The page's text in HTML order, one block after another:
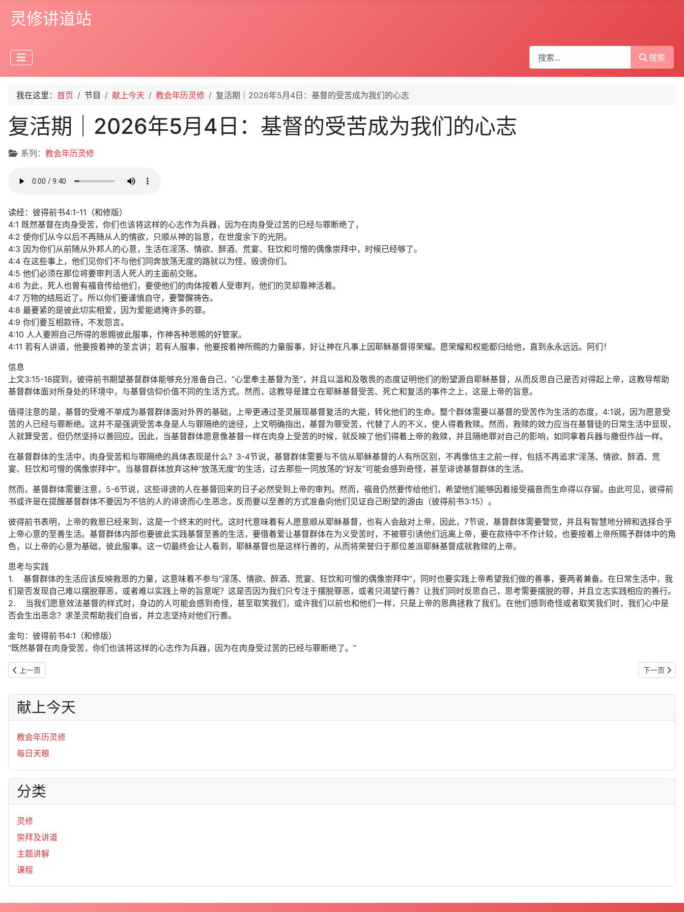
灵修讲道站
搜索
搜索
我在这里： 首页 节目 献上今天 教会年历灵修 复活期｜2026年5月4日：基督的受苦成为我们的心志
复活期｜2026年5月4日：基督的受苦成为我们的心志
文章信息
系列： 教会年历灵修
读经：彼得前书4:1-11（和修版）
4:1 既然基督在肉身受苦，你们也该将这样的心志作为兵器，因为在肉身受过苦的已经与罪断绝了，
4:2 使你们从今以后不再随从人的情欲，只顺从神的旨意，在世度余下的光阴。
4:3 因为你们从前随从外邦人的心意，生活在淫荡、情欲、醉酒、荒宴、狂饮和可憎的偶像崇拜中，时候已经够了。
4:4 在这些事上，他们见你们不与他们同奔放荡无度的路就以为怪，毁谤你们。
4:5 他们必须在那位将要审判活人死人的主面前交账。
4:6 为此，死人也曾有福音传给他们，要使他们的肉体按着人受审判，他们的灵却靠神活着。
4:7 万物的结局近了。所以你们要谨慎自守，要警醒祷告。
4:8 最要紧的是彼此切实相爱，因为爱能遮掩许多的罪。
4:9 你们要互相款待，不发怨言。
4:10 人人要照自己所得的恩赐彼此服事，作神各种恩赐的好管家。
4:11 若有人讲道，他要按着神的圣言讲；若有人服事，他要按着神所赐的力量服事，好让神在凡事上因耶稣基督得荣耀。愿荣耀和权能都归给他，直到永永远远。阿们！
信息
上文3:15-18提到，彼得前书期望基督群体能够充分准备自己，“心里奉主基督为圣”，并且以温和及敬畏的态度证明他们的盼望源自耶稣基督，从而反思自己是否对得起上帝，这教导帮助
基督群体面对所身处的环境中，与基督信仰价值不同的生活方式。然而，这教导是建立在耶稣基督受苦、死亡和复活的事件之上，这是上帝的旨意。
值得注意的是，基督的受难不单成为基督群体面对外界的基础，上帝更通过圣灵展现基督复活的大能，转化他们的生命。整个群体需要以基督的受苦作为生活的态度，4:1说，因为愿意受
苦的人已经与罪断绝。这并不是强调受苦本身是人与罪隔绝的途径，上文明确指出，基督为罪受苦，代替了人的不义，使人得着救赎。然而，救赎的效力应当在基督徒的日常生活中显现，
人就算受苦，但仍然坚持以善回应。因此，当基督群体愿意像基督一样在肉身上受苦的时候，就反映了他们得着上帝的救赎，并且隔绝罪对自己的影响，如同拿着兵器与撒但作战一样。
在基督群体的生活中，肉身受苦和与罪隔绝的具体表现是什么？3-4节说，基督群体需要与不信从耶稣基督的人有所区别，不再像信主之前一样，包括不再追求“淫荡、情欲、醉酒、荒
宴、狂饮和可憎的偶像崇拜中”。当基督群体放弃这种“放荡无度”的生活，过去那些一同放荡的“好友”可能会感到奇怪，甚至诽谤基督群体的生活。
然而，基督群体需要注意，5-6节说，这些诽谤的人在基督回来的日子必然受到上帝的审判。然而，福音仍然要传给他们，希望他们能够因着接受福音而生命得以存留。由此可见，彼得前
书或许是在提醒基督群体不要因为不信的人的诽谤而心生恶念，反而要以至善的方式准备向他们见证自己盼望的源由（彼得前书3:15）。
彼得前书表明，上帝的救恩已经来到，这是一个终末的时代。这时代意味着有人愿意顺从耶稣基督，也有人会敌对上帝，因此，7节说，基督群体需要警觉，并且有智慧地分辨和选择合乎
上帝心意的至善生活。基督群体内部也要彼此实践基督至善的生活，要借着爱让基督群体在为义受苦时，不被罪引诱他们远离上帝，要在款待中不作计较，也要按着上帝所赐予群体中的角
色，以上帝的心意为基础，彼此服事。这一切最终会让人看到，耶稣基督也是这样行善的，从而将荣誉归于那位差派耶稣基督成就救赎的上帝。
思考与实践
1. 基督群体的生活应该反映救恩的力量，这意味着不参与“淫荡、情欲、醉酒、荒宴、狂饮和可憎的偶像崇拜中”，同时也要实践上帝希望我们做的善事，要两者兼备。在日常生活中，我
们是否发现自己难以摆脱罪恶，或者难以实践上帝的旨意呢？这是否因为我们只专注于摆脱罪恶，或者只渴望行善？让我们同时反思自己，思考需要摆脱的罪，并且立志实践相应的善行。
2. 当我们愿意效法基督的样式时，身边的人可能会感到奇怪，甚至取笑我们，或许我们以前也和他们一样，只是上帝的恩典拯救了我们。在他们感到奇怪或者取笑我们时，我们心中是
否会生出恶念？求圣灵帮助我们自省，并立志坚持对他们行善。
金句：彼得前书4:1（和修版）
“既然基督在肉身受苦，你们也该将这样的心志作为兵器，因为在肉身受过苦的已经与罪断绝了。”
上一篇文章: 复活期｜2026年5月5日：让整个基督群体一同走过试验
上一页 下一篇文章:
下一页
献上今天
教会年历灵修
每日天粮
分类
灵修
崇拜及讲道
主题讲解
课程